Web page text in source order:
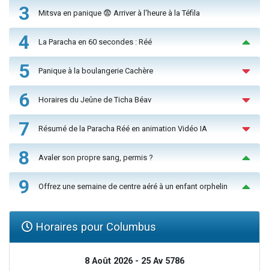
3 Mitsva en panique 😨 Arriver à l'heure à la Téfila
4 La Paracha en 60 secondes : Réé
5 Panique à la boulangerie Cachère
6 Horaires du Jeûne de Ticha Béav
7 Résumé de la Paracha Réé en animation Vidéo IA
8 Avaler son propre sang, permis ?
9 Offrez une semaine de centre aéré à un enfant orphelin
Horaires pour Columbus
8 Août 2026 - 25 Av 5786